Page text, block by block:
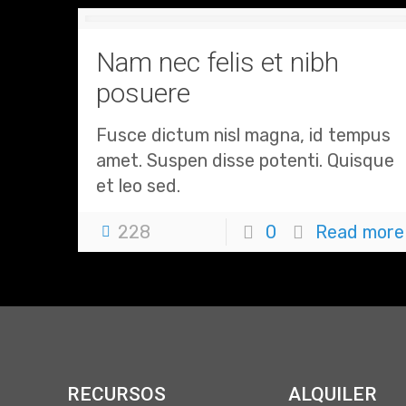
Nam nec felis et nibh
posuere
Fusce dictum nisl magna, id tempus
amet. Suspen disse potenti. Quisque
et leo sed.
228 0 Read more
RECURSOS ALQUILER